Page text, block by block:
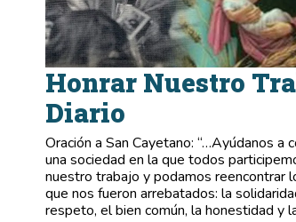
Honrar Nuestro
Diario
Oración a San Cayetano: “…Ayúdanos a
una sociedad en la que todos
nuestro trabajo y podamos reencontrar
que nos fueron arrebatados: la
respeto, el bien común, la honestidad y